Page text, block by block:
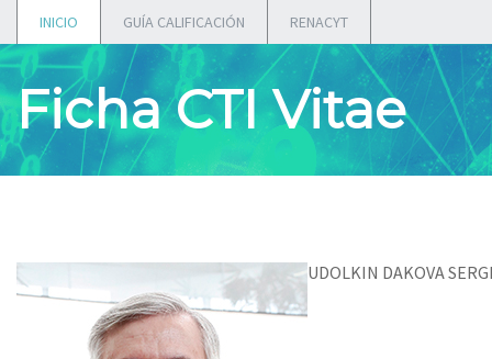
INICIO GUÍA CALIFICACIÓN RENACYT
Ficha CTI Vitae
UDOLKIN DAKOVA